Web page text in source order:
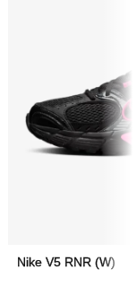
Nike V5 RNR (W)